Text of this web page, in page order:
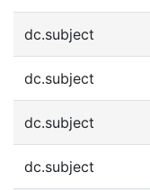
dc.subject
dc.subject
dc.subject
dc.subject